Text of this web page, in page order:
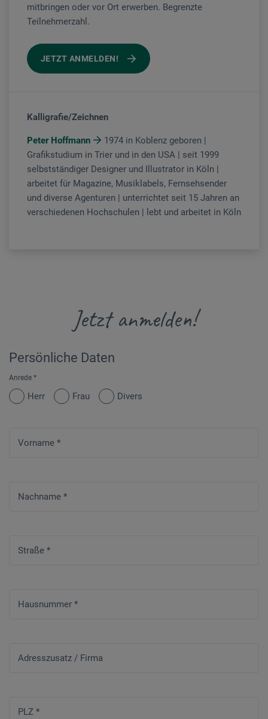
mitbringen oder vor Ort erwerben. Begrenzte
Teilnehmerzahl.
JETZT ANMELDEN!
Kalligrafie/Zeichnen
Peter Hoffmann
1974 in Koblenz geboren |
Grafikstudium in Trier und in den USA | seit 1999
selbstständiger Designer und Illustrator in Köln |
arbeitet für Magazine, Musiklabels, Fernsehsender
und diverse Agenturen | unterrichtet seit 15 Jahren an
verschiedenen Hochschulen | lebt und arbeitet in Köln
Jetzt anmelden!
Persönliche Daten
Anrede *
Herr Frau Divers
Vorname *
Nachname *
Straße *
Hausnummer *
Adresszusatz / Firma
PLZ *